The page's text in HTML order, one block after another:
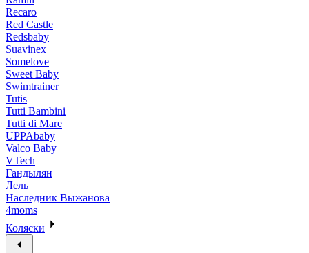
Recaro
Red Castle
Redsbaby
Suavinex
Somelove
Sweet Baby
Swimtrainer
Tutis
Tutti Bambini
Tutti di Mare
UPPAbaby
Valco Baby
VTech
Гандылян
Лель
Наследник Выжанова
4moms
Коляски